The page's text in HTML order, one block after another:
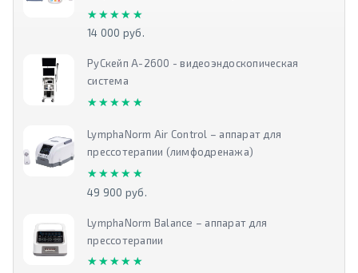
★★★★★
★★★★★
14 000 руб.
РуСкейп А-2600 - видеоэндоскопическая
система
★★★★★
★★★★★
LymphaNorm Air Control – аппарат для
прессотерапии (лимфодренажа)
★★★★★
★★★★★
49 900 руб.
LymphaNorm Balance – аппарат для
прессотерапии
★★★★★
★★★★★